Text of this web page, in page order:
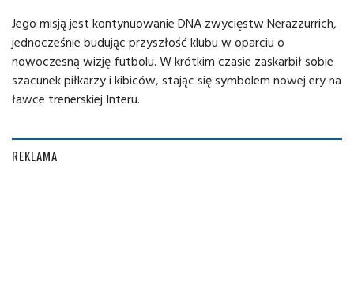
Jego misją jest kontynuowanie DNA zwycięstw Nerazzurrich,
jednocześnie budując przyszłość klubu w oparciu o
nowoczesną wizję futbolu. W krótkim czasie zaskarbił sobie
szacunek piłkarzy i kibiców, stając się symbolem nowej ery na
ławce trenerskiej Interu.
REKLAMA